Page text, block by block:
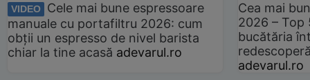
VIDEO
Cele mai bune espressoare
manuale cu portafiltru 2026: cum
obții un espresso de nivel barista
chiar la tine acasă adevarul.ro
Cea mai
2026 –
bucătăria
adevarul.ro